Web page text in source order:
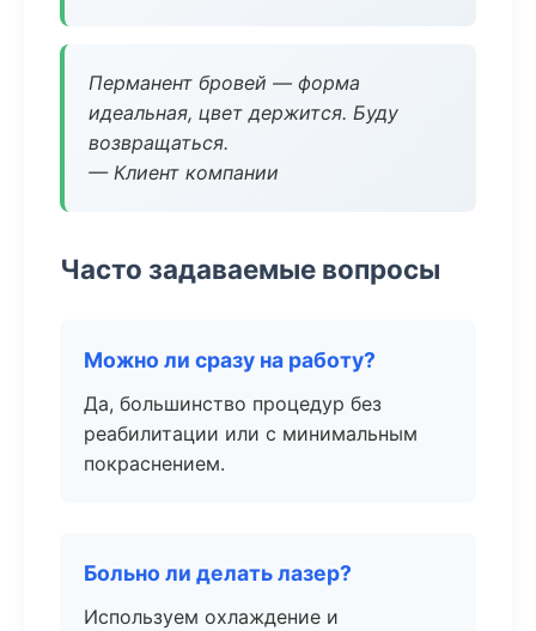
Перманент бровей — форма
идеальная, цвет держится. Буду
возвращаться.
— Клиент компании
Часто задаваемые вопросы
Можно ли сразу на работу?
Да, большинство процедур без
реабилитации или с минимальным
покраснением.
Больно ли делать лазер?
Используем охлаждение и